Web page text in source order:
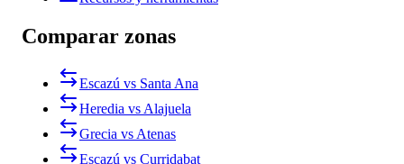
Comparar zonas
Escazú vs Santa Ana
Heredia vs Alajuela
Grecia vs Atenas
Escazú vs Curridabat